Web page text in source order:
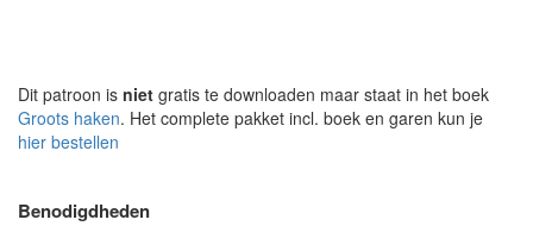
Dit patroon is niet gratis te downloaden maar staat in het boek
Groots haken. Het complete pakket incl. boek en garen kun je
hier bestellen
Benodigdheden